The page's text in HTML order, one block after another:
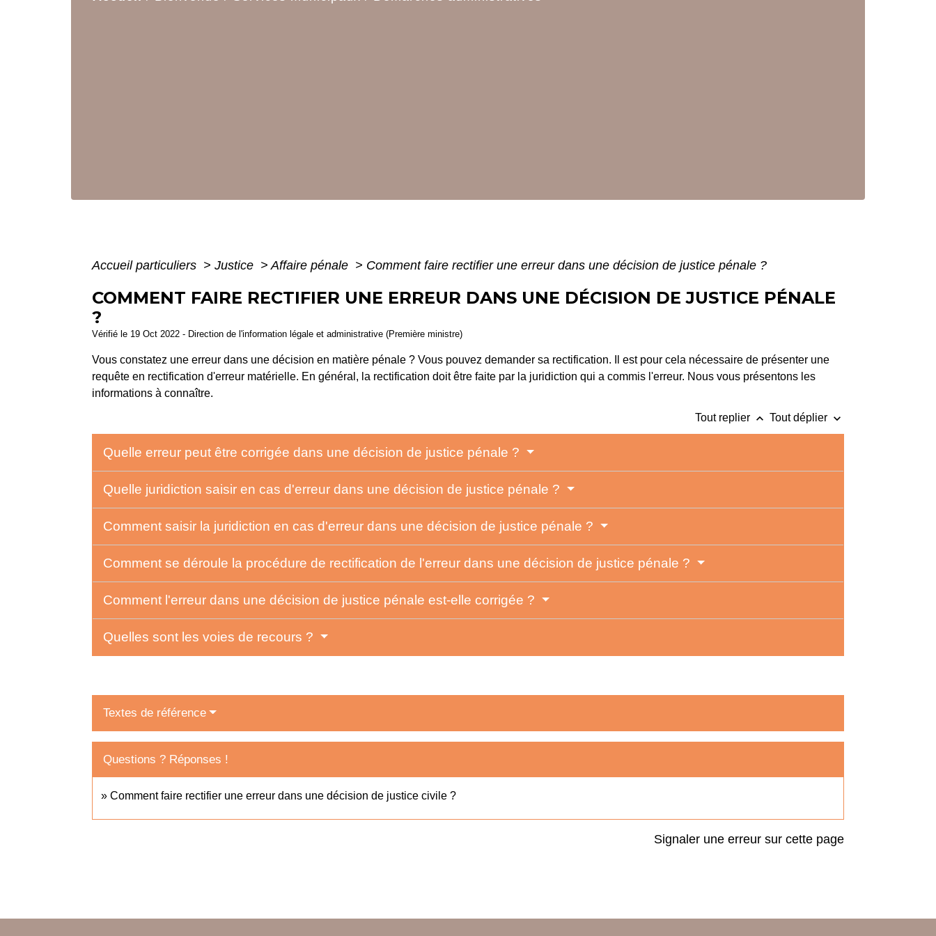
Accueil particuliers > Justice > Affaire pénale > Comment faire rectifier une erreur dans une décision de justice pénale ?
COMMENT FAIRE RECTIFIER UNE ERREUR DANS UNE DÉCISION DE JUSTICE PÉNALE
?
Vérifié le 19 Oct 2022 - Direction de l'information légale et administrative (Première ministre)
Vous constatez une erreur dans une décision en matière pénale ? Vous pouvez demander sa rectification. Il est pour cela nécessaire de présenter une
requête en rectification d'erreur matérielle. En général, la rectification doit être faite par la juridiction qui a commis l'erreur. Nous vous présentons les
informations à connaître.
Tout replier keyboard_arrow_up Tout déplier keyboard_arrow_down
Quelle erreur peut être corrigée dans une décision de justice pénale ?
Quelle juridiction saisir en cas d'erreur dans une décision de justice pénale ?
Comment saisir la juridiction en cas d'erreur dans une décision de justice pénale ?
Comment se déroule la procédure de rectification de l'erreur dans une décision de justice pénale ?
Comment l'erreur dans une décision de justice pénale est-elle corrigée ?
Quelles sont les voies de recours ?
Textes de référence
Questions ? Réponses !
Comment faire rectifier une erreur dans une décision de justice civile ?
Signaler une erreur sur cette page